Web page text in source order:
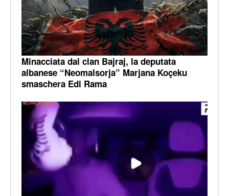
Minacciata dal clan Bajraj, la deputata
albanese “Neomalsorja” Marjana Koçeku
smaschera Edi Rama